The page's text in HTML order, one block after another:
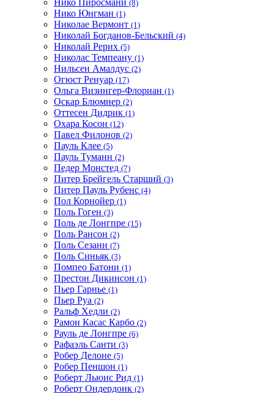
Нико Пиросмани (8)
Нико Юнгман (1)
Николае Вермонт (1)
Николай Богданов-Бельский (4)
Николай Рерих (5)
Николас Темпеану (1)
Нильсен Амалдус (2)
Огюст Ренуар (17)
Ольга Визингер-Флориан (1)
Оскар Блюмнер (2)
Оттесен Дидрик (1)
Охара Косон (12)
Павел Филонов (2)
Пауль Клее (5)
Пауль Туманн (2)
Педер Монстед (7)
Питер Брейгель Старший (3)
Питер Пауль Рубенс (4)
Пол Корнойер (1)
Поль Гоген (3)
Поль де Лонгпре (15)
Поль Рансон (2)
Поль Сезанн (7)
Поль Синьяк (3)
Помпео Батони (1)
Престон Дикинсон (1)
Пьер Гарнье (1)
Пьер Руа (2)
Ральф Хедли (2)
Рамон Касас Карбо (2)
Рауль де Лонгпре (6)
Рафаэль Санти (3)
Робер Делоне (5)
Робер Пеншон (1)
Роберт Льюис Рид (1)
Роберт Ондердонк (2)